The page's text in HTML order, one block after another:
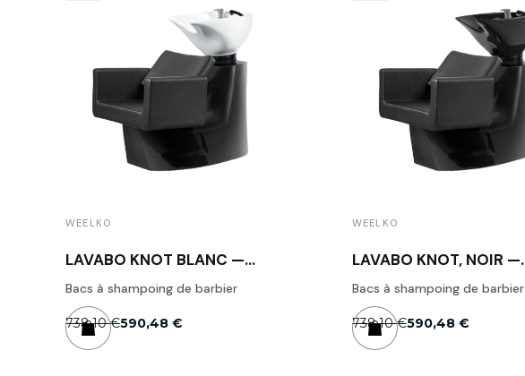
WEELKO
LAVABO KNOT BLANC —
Bacs à shampoing de barbier
738,10 €590,48 €
WEELKO
LAVABO KNOT, NOIR —
Bacs à shampoing de barbier
738,10 €590,48 €